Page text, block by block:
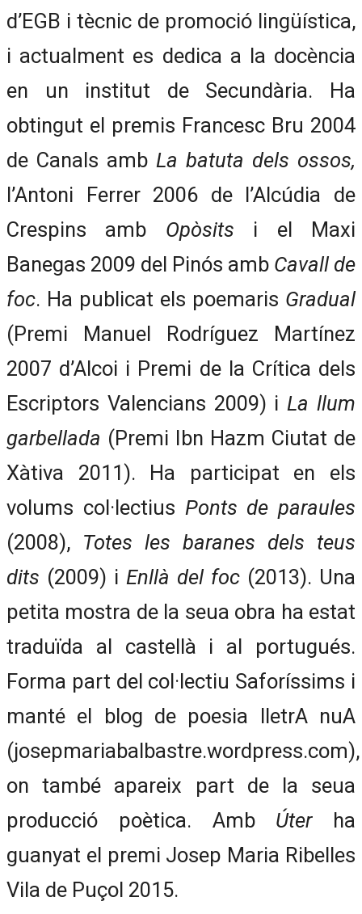
d’EGB i tècnic de promoció lingüística,
i actualment es dedica a la docència
en un institut de Secundària. Ha
obtingut el premis Francesc Bru 2004
de Canals amb La batuta dels ossos,
l’Antoni Ferrer 2006 de l’Alcúdia de
Crespins amb Opòsits i el Maxi
Banegas 2009 del Pinós amb Cavall de
foc. Ha publicat els poemaris Gradual
(Premi Manuel Rodríguez Martínez
2007 d’Alcoi i Premi de la Crítica dels
Escriptors Valencians 2009) iLa llum
garbellada (Premi Ibn Hazm Ciutat de
Xàtiva 2011). Ha participat en els
volums col·lectius Ponts de paraules
(2008), Totes les baranes dels teus
dits (2009) i Enllà del foc (2013). Una
petita mostra de la seua obra ha estat
traduïda al castellà i al portugués.
Forma part del col·lectiu Saforíssims i
manté el blog de poesia lletrA nuA
(josepmariabalbastre.wordpress.com),
on també apareix part de la seua
producció poètica. Amb Úterha
guanyat el premi Josep Maria Ribelles
Vila de Puçol 2015.